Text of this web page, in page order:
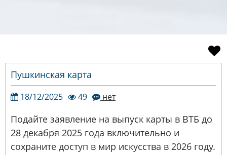
Пушкинская карта
18/12/2025 49 нет
Подайте заявление на выпуск карты в ВТБ до
28 декабря 2025 года включительно и
сохраните доступ в мир искусства в 2026 году.